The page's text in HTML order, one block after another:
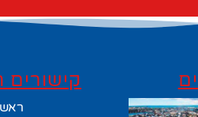
קישורים